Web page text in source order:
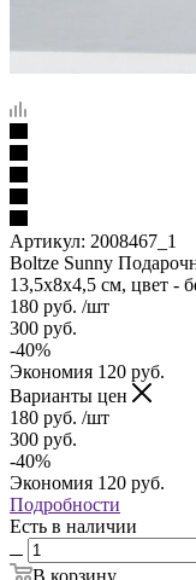
Артикул: 2008467_1
Boltze Sunny
13,5х8х4,5 см, цвет -
180 руб. /шт
300 руб.
-40%
Экономия 120 руб.
Варианты цен
180 руб. /шт
300 руб.
-40%
Экономия 120 руб.
Подробности
Есть в наличии
В корзину